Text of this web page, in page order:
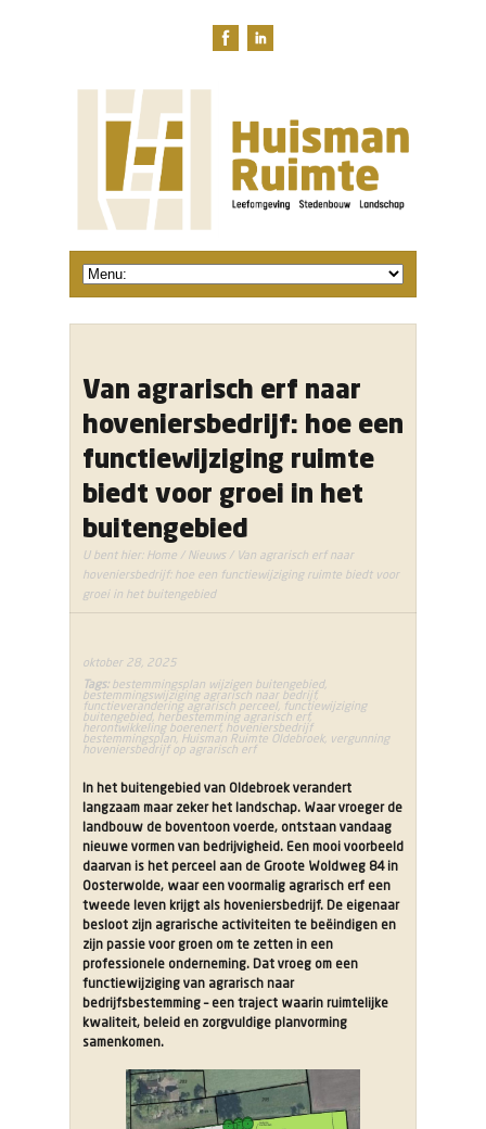
Van agrarisch erf naar
hoveniersbedrijf: hoe een
functiewijziging ruimte
biedt voor groei in het
buitengebied
U bent hier: Home / Nieuws/ Van agrarisch erf naar
hoveniersbedrijf: hoe een functiewijziging ruimte biedt voor
groei in het buitengebied
oktober 28, 2025
Tags: bestemmingsplan wijzigen buitengebied,
bestemmingswijziging agrarisch naar bedrijf,
functieverandering agrarisch perceel, functiewijziging
buitengebied, herbestemming agrarisch erf,
herontwikkeling boerenerf, hoveniersbedrijf
bestemmingsplan Huisman Ruimte Oldebroek, vergunning
hoveniersbedrijf op agrarisch erf
In het buitengebied van Oldebroek verandert
langzaam maar zeker het landschap. Waar vroeger de
landbouw de boventoon voerde, ontstaan vandaag
nieuwe vormen van bedrijvigheid. Een mooi voorbeeld
daarvan is het perceel aan de Groote Woldweg 84 in
Oosterwolde, waar een voormalig agrarisch erf een
tweede leven krijgt als hoveniersbedrijf. De eigenaar
besloot zijn agrarische activiteiten te beëindigen en
zijn passie voor groen om te zetten in een
professionele onderneming. Dat vroeg om een
functiewijziging van agrarisch naar
bedrijfsbestemming – een traject waarin ruimtelijke
kwaliteit, beleid en zorgvuldige planvorming
samenkomen.